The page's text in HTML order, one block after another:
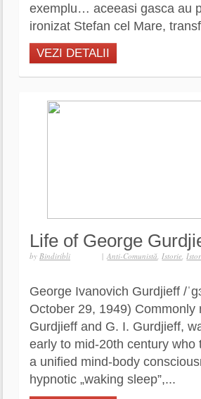
exemplu… aceeasi gasca au
ironizat Stefan cel Mare,
VEZI DETALII
Life of George
by Bindiribli | Anti-Comunistă,Istorie,
George Ivanovich Gurdjieff /
October 29, 1949)
Gurdjieff and G. I. Gurdjieff,
early to mid-20th century
a unified mind-body
hypnotic „waking sleep”,...